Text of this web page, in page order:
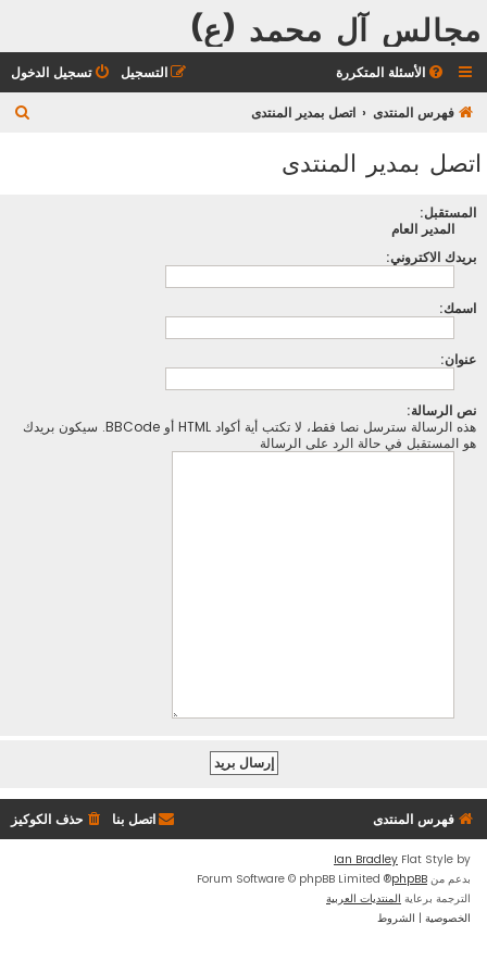
مجالس آل محمد (ع)
الأسئلة المتكررة تسجيل الدخول التسجيل
فهرس المنتدى اتصل بمدير المنتدى
اتصل بمدير المنتدى
المستقبل:
المدير العام
بريدك الاكتروني:
اسمك:
عنوان:
نص الرسالة:
هذه الرسالة سترسل نصا فقط، لا تكتب أية أكواد HTML أو BBCode. سيكون بريدك
هو المستقبل في حالة الرد على الرسالة
فهرس المنتدى حذف الكوكيز اتصل بنا
Flat Style by
Ian Bradley
بدعم من phpBB
® Forum Software © phpBB Limited
الترجمة برعاية المنتديات العربية
الخصوصية | الشروط